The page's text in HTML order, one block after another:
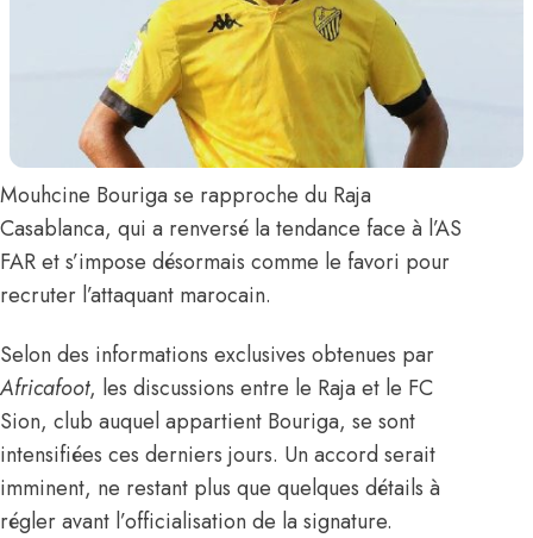
Mouhcine Bouriga se rapproche du Raja
Casablanca, qui a renversé la tendance face à l’AS
FARet s’impose désormais comme le favori pour
recruter l’attaquant marocain.
Selon des informations exclusives obtenues par
Africafoot, les discussions entre le Raja et le FC
Sion, club auquel appartient Bouriga, se sont
intensifiées ces derniers jours. Un accord serait
imminent, ne restant plus que quelques détails à
régler avant l’officialisation de la signature.